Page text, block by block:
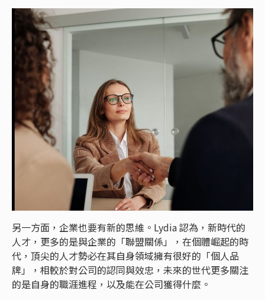
另一方面，企業也要有新的思維。Lydia 認為，新時代的
人才，更多的是與企業的「聯盟關係」，在個體崛起的時
代，頂尖的人才勢必在其自身領域擁有很好的「個人品
牌」，相較於對公司的認同與效忠，未來的世代更多關注
的是自身的職涯進程，以及能在公司獲得什麼。